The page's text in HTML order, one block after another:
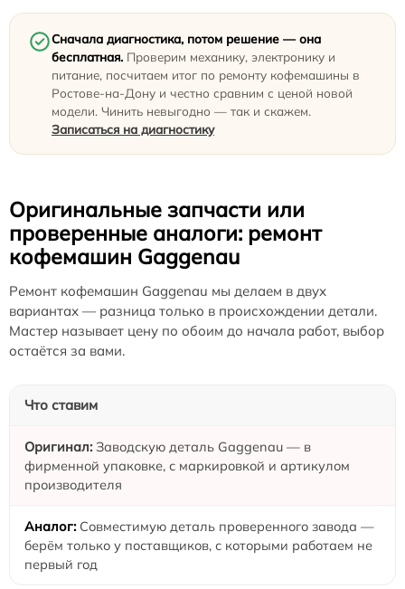
Сначала диагностика, потом решение — она
бесплатная. Проверим механику, электронику и
питание, посчитаем итог по ремонту кофемашины в
Ростове-на-Дону и честно сравним с ценой новой
модели. Чинить невыгодно — так и скажем.
Записаться на диагностику
Оригинальные запчасти или
проверенные аналоги: ремонт
кофемашин Gaggenau
Ремонт кофемашин Gaggenau мы делаем в двух
вариантах — разница только в происхождении детали.
Мастер называет цену по обоим до начала работ, выбор
остаётся за вами.
Что ставим
Заводскую деталь Gaggenau — в
фирменной упаковке, с маркировкой и артикулом
производителя
Совместимую деталь проверенного завода —
берём только у поставщиков, с которыми работаем не
первый год